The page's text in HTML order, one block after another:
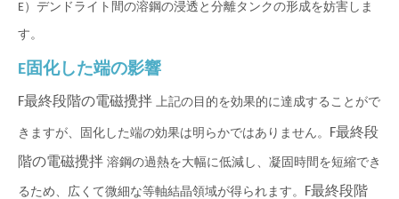
E）デンドライト間の溶鋼の浸透と分離タンクの形成を妨害しま
す。
E固化した端の影響
F最終段階の電磁攪拌 上記の目的を効果的に達成することがで
きますが、固化した端の効果は明ら​​かではありません。 F最終段
階の電磁攪拌 溶鋼の過熱を大幅に低減し、凝固時間を短縮でき
るため、広くて微細な等軸結晶領域が得られます。 F最終段階